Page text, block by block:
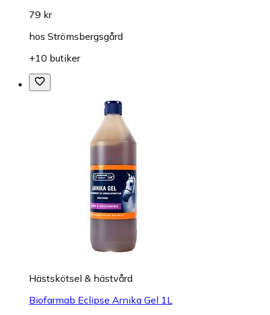
79 kr
hos Strömsbergsgård
+10 butiker
Hästskötsel & hästvård
Biofarmab Eclipse Arnika Gel 1L